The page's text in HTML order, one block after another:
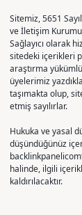
Sitemiz, 5651
ve İletişim
Sağlayıcı olarak
sitedeki içerikleri
araştırma
üyelerimiz
taşımakta olup,
etmiş sayılırlar.
Hukuka ve yasal
düşündüğünüz
halinde, ilgili
kaldırılacaktır.